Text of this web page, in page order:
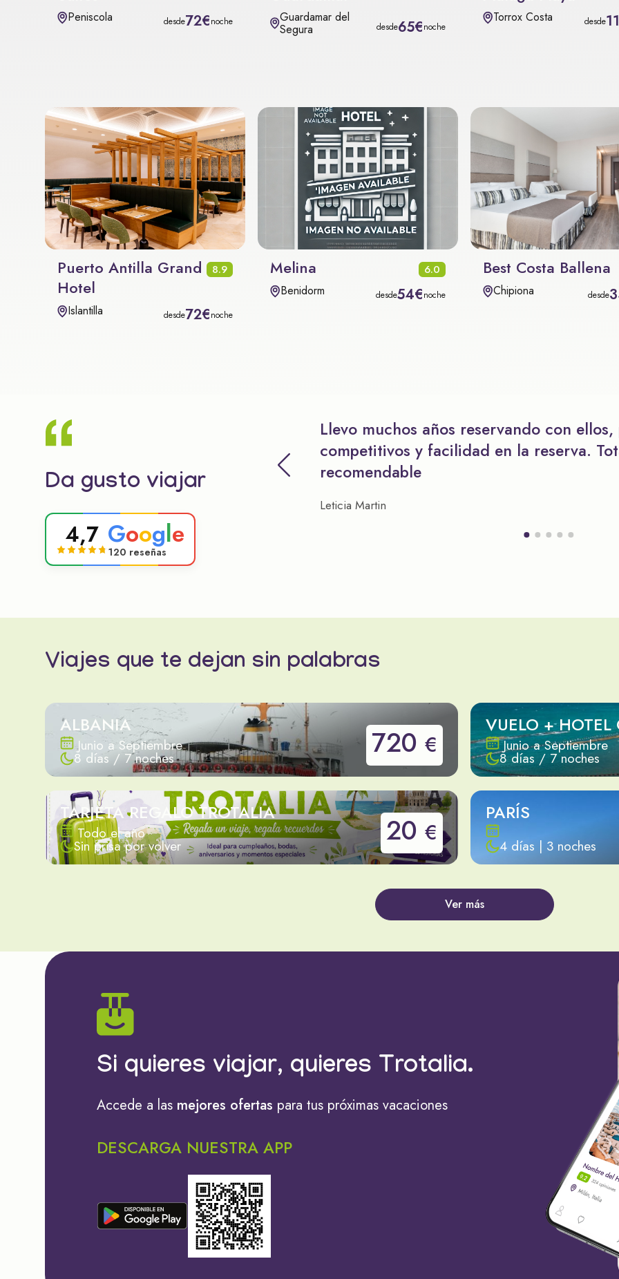
Peniscola desde72€noche Guardamar del
Segura desde65€noche
Torrox Costa desde
Puerto Antilla Grand
Hotel
8.9
Islantilla desde72€noche
Melina 6.0
Benidorm desde54€noche
Best Costa Ballena
Chipiona desde
Da gusto viajar
4,7 Google
120 reseñas
Llevo muchos años reservando con
competitivos y facilidad en la reserva.
recomendable
Leticia Martin
Viajes que te dejan sin palabras
ALBANIA
Junio a Septiembre
8 días / 7 noches 720 €
VUELO + HOTEL
Junio a Septiembre
8 días / 7 noches
TARJETA REGALO TROTALIA
Todo el año
Sin prisa por volver 20 €
PARÍS
4 días | 3 noches
Ver más
Si quieres viajar, quieres Trotalia.
Accede a las mejores ofertas para tus próximas vacaciones
DESCARGA NUESTRA APP